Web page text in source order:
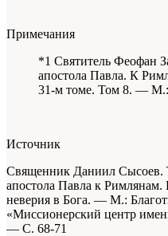
Примечания
*1 Святитель Феофан
апостола Павла. К
31-м томе. Том 8. —
Источник
Священник Даниил Сысоев.
апостола Павла к
неверия в Бога. — М.:
«Миссионерский центр
— С. 68-71